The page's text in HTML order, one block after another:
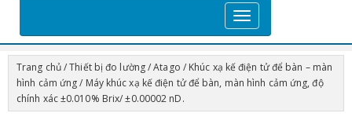
T
o
g
g
Trang chủ/Thiết bị đo lường/Atago / Khúc xạ kế điện tử để bàn – màn
hình cảm ứng/ Máy khúc xạ kế điện tử để bàn, màn hình cảm ứng, độ
chính xác ±0.010% Brix/ ±0.00002 nD.